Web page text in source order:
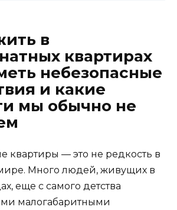
в
квартирах
небезопасные
и какие
мы обычно не
квартиры — это не редкость в
Много людей, живущих в
еще с самого детства
малогабаритными